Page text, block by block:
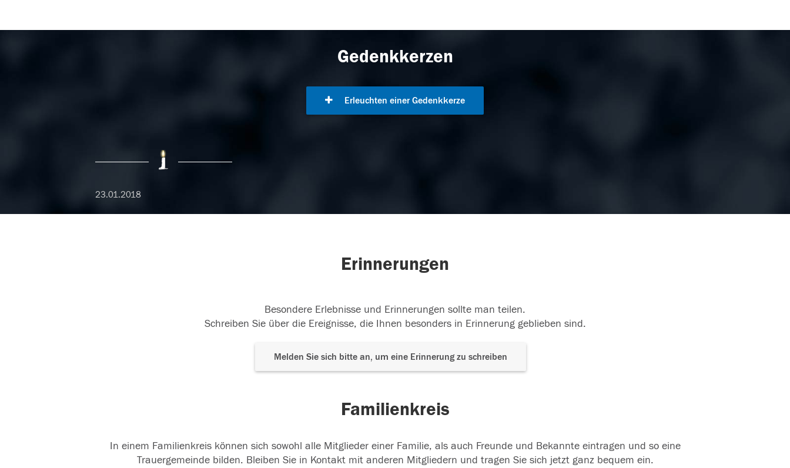
Gedenkkerzen
Erleuchten einer Gedenkkerze
23.01.2018
Erinnerungen
Besondere Erlebnisse und Erinnerungen sollte man teilen.
Schreiben Sie über die Ereignisse, die Ihnen besonders in Erinnerung geblieben sind.
Melden Sie sich bitte an, um eine Erinnerung zu schreiben
Familienkreis
In einem Familienkreis können sich sowohl alle Mitglieder einer Familie, als auch Freunde und Bekannte eintragen und so eine
Trauergemeinde bilden. Bleiben Sie in Kontakt mit anderen Mitgliedern und tragen Sie sich jetzt ganz bequem ein.